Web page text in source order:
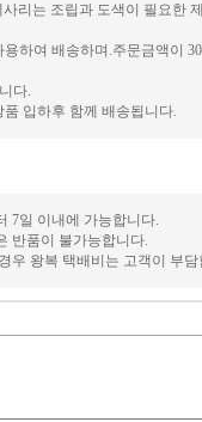
리는 조립과 도색이 필요한
하여 배송하며.주문금액이
다.
입하후 함께 배송됩니다.
7일 이내에 가능합니다.
반품이 불가능합니다.
우 왕복 택배비는 고객이 부담